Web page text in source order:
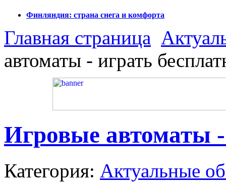
Финляндия: страна снега и комфорта
Главная страница
автоматы - играть
Игровые автоматы -
Категория: Актуальные